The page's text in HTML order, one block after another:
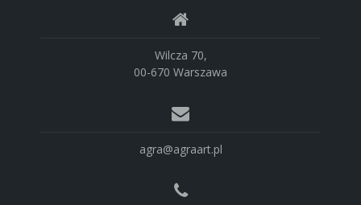
Wilcza 70,
00-670 Warszawa
agra@agraart.pl